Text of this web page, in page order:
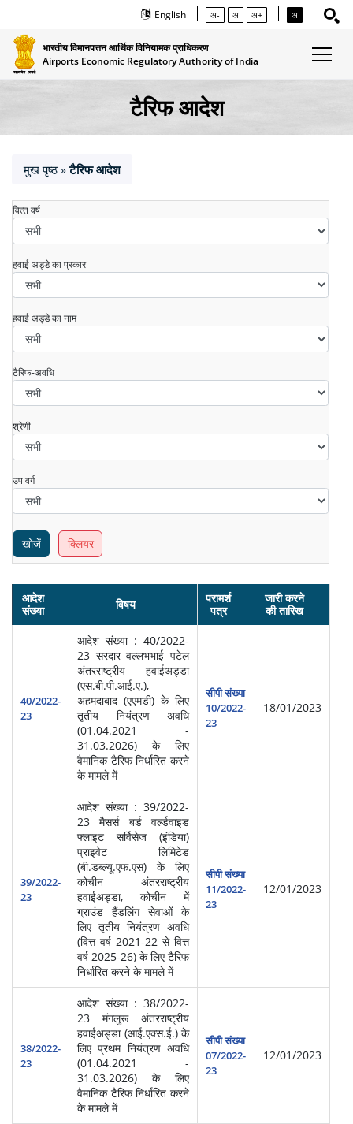
English अ- अ अ+ अ
भारतीय विमानपत्तन आर्थिक विनियामक प्राधिकरण
Airports Economic Regulatory Authority of India
टैरिफ आदेश
मुख पृष्ठ » टैरिफ आदेश
वित्‍त वर्ष
हवाई अड्डे का प्रकार
हवाई अड्डे का नाम
टैरिफ-अवधि
श्रेणी
उप वर्ग
खोजें क्लियर
आदेश
संख्या
विषय
परामर्श
पत्र
जारी करने
की तारिख
40/2022-
23
आदेश संख्या : 40/2022-
23 सरदार वल्लभभाई पटेल
अंतरराष्ट्रीय हवाईअड्डा
(एस.बी.पी.आई.ए.),
अहमदाबाद (एएमडी) के लिए
तृतीय नियंत्रण अवधि
(01.04.2021 -
31.03.2026) के लिए
वैमानिक टैरिफ निर्धारित करने
के मामले में
सीपी संख्या
10/2022-
23
18/01/2023
39/2022-
23
आदेश संख्या : 39/2022-
23 मैसर्स बर्ड वर्ल्डवाइड
फ्लाइट सर्विसेज (इंडिया)
प्राइवेट लिमिटेड
(बी.डब्ल्यू.एफ.एस) के लिए
कोचीन अंतरराष्ट्रीय
हवाईअड्डा, कोचीन में
ग्राउंड हैंडलिंग सेवाओं के
लिए तृतीय नियंत्रण अवधि
(वित्त वर्ष 2021-22 से वित्त
वर्ष 2025-26) के लिए टैरिफ
निर्धारित करने के मामले में
सीपी संख्या
11/2022-
23
12/01/2023
38/2022-
23
आदेश संख्या : 38/2022-
23 मंगलुरू अंतरराष्ट्रीय
हवाईअड्डा (आई.एक्स.ई.) के
लिए प्रथम नियंत्रण अवधि
(01.04.2021 -
31.03.2026) के लिए
वैमानिक टैरिफ निर्धारित करने
के मामले में
सीपी संख्या
07/2022-
23
12/01/2023